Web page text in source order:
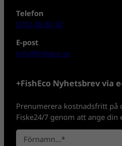
Telefon
0702-08 80 30
E-post
info@fisheco.se
+FishEco Nyhetsbrev via
Prenumerera kostnadsfritt på
Fiske24/7 genom att ange din
N